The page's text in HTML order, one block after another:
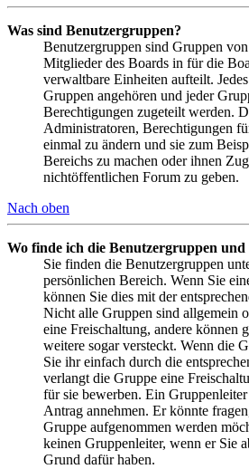
Was sind Benutzergruppen?
Benutzergruppen sind Gruppen
Mitglieder des Boards in für die
verwaltbare Einheiten aufteilt.
Gruppen angehören und jeder
Berechtigungen zugeteilt werden.
Administratoren, Berechtigungen
einmal zu ändern und sie zum
Bereichs zu machen oder ihnen
nichtöffentlichen Forum zu geben.
Nach oben
Wo finde ich die Benutzergruppen und
Sie finden die Benutzergruppen
persönlichen Bereich. Wenn Sie
können Sie dies mit der
Nicht alle Gruppen sind allgemein
eine Freischaltung, andere können
weitere sogar versteckt. Wenn die
Sie ihr einfach durch die
verlangt die Gruppe eine
für sie bewerben. Ein
Antrag annehmen. Er könnte
Gruppe aufgenommen werden
keinen Gruppenleiter, wenn er Sie
Grund dafür haben.